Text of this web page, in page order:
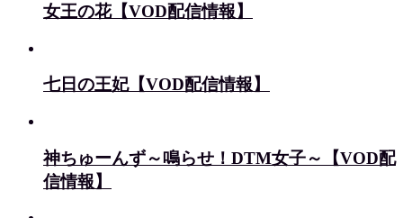
女王の花【VOD配信情報】
七日の王妃【VOD配信情報】
神ちゅーんず～鳴らせ！DTM女子～【VOD配
信情報】